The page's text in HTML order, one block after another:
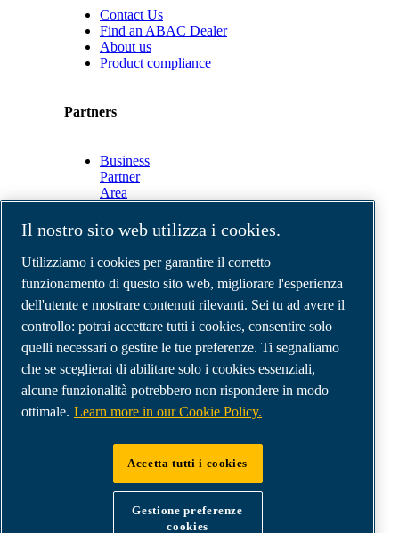
Contact Us
Find an ABAC Dealer
About us
Product compliance
Partners
Business
Partner
Area
Connect
2.0
Business
ABAC
Media
Gallery
©2026 Compressori d'aria ABAC
Note legali e privacy
Modulo resi
Modulo di reclamo
ABAC International | MultiAir Italia S.r.l. - Via
Selva Maiolo 5/7, 36075 Montecchio Maggiore
(VI), Italy | VAT IT07060600967 | HQ: Via
Il nostro sito web utilizza i cookies.
Utilizziamo i cookies per garantire il corretto
funzionamento di questo sito web, migliorare l'esperienza
dell'utente e mostrare contenuti rilevanti. Sei tu ad avere il
controllo: potrai accettare tutti i cookies, consentire solo
quelli necessari o gestire le tue preferenze. Ti segnaliamo
che se sceglierai di abilitare solo i cookies essenziali,
alcune funzionalità potrebbero non rispondere in modo
ottimale. Learn more in our Cookie Policy.
Accetta tutti i cookies
Gestione preferenze
cookies